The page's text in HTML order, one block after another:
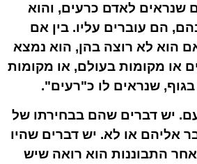
שנראים לאדם כרעים, והוא
הם עוברים עליו. בין אם
הוא לא רוצה בהן, הוא נמצא
או מקומות בעולם, או מקומות
שנראים לו כ"רעים".
יש דברים שהם בבחירתו של
אליהם או לא. יש דברים שהיו
התבוננות הוא רואה שיש